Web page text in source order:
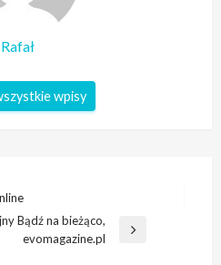
Rafał
wpisy
Bądź na bieżąco,
evomagazine.pl